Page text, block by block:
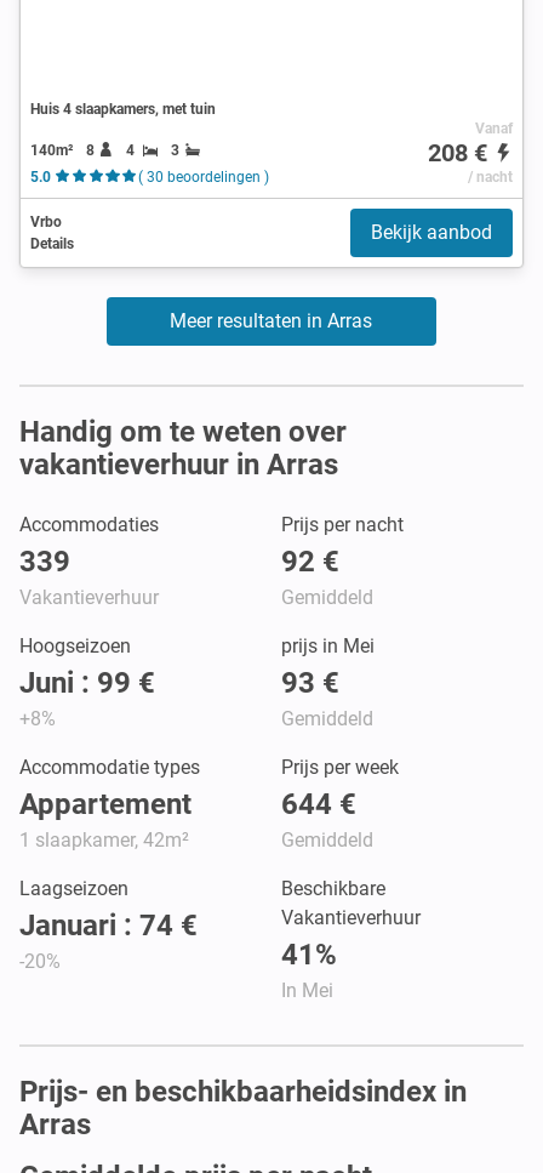
Huis 4 slaapkamers, met tuin
140m² 8 4
3
5.0
( 30 beoordelingen )
Vanaf
208 €
/ nacht
Vrbo
Details
Bekijk aanbod
Meer resultaten in Arras
Handig om te weten over
vakantieverhuur in Arras
Accommodaties
339
Vakantieverhuur
Prijs per nacht
92 €
Gemiddeld
Hoogseizoen
Juni : 99 €
+8%
prijs in Mei
93 €
Gemiddeld
Accommodatie types
Appartement
1 slaapkamer, 42m²
Prijs per week
644 €
Gemiddeld
Laagseizoen
Januari : 74 €
-20%
Beschikbare
Vakantieverhuur
41%
In Mei
Prijs- en beschikbaarheidsindex in
Arras